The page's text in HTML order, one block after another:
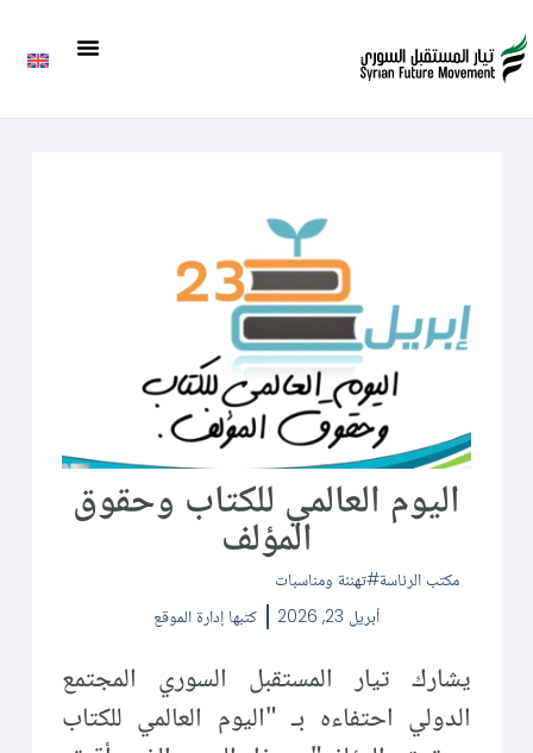
اليوم العالمي للكتاب وحقوق
المؤلف
مكتب الرئاسة تهنئة ومناسبات
أبريل 23, 2026
كتبها إدارة الموقع
يشارك تيار المستقبل السوري المجتمع
الدولي احتفاءه بـ "اليوم العالمي للكتاب